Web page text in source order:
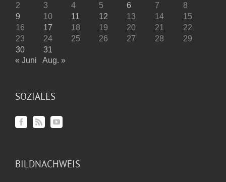
2
3 4 5 6 7
8
9
10 11 12 13 14
15
16
17 18 19 20 21
22
23
24 25 26 27 28
29
30
31
« Juni
Aug. »
SOZIALES
BILDNACHWEIS